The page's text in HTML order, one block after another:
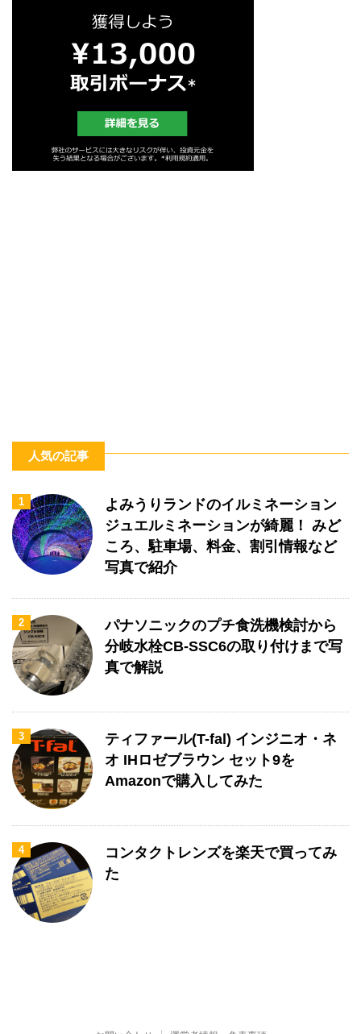
人気の記事
1
よみうりランドのイルミネーション
ジュエルミネーションが綺麗！ みど
ころ、駐車場、料金、割引情報など
写真で紹介
2
パナソニックのプチ食洗機検討から
分岐水栓CB-SSC6の取り付けまで写
真で解説
3
ティファール(T-fal) インジニオ・ネ
オ IHロゼブラウン セット9を
Amazonで購入してみた
4
コンタクトレンズを楽天で買ってみ
た